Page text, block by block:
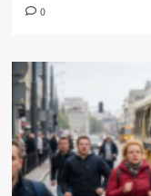
0